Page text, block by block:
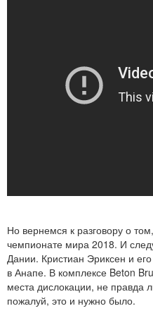
Но вернемся к разговору о
чемпионате мира 2018. И
Дании. Кристиан Эриксен и
в Анапе. В комплексе Beton
места дислокации, не правда
пожалуй, это и нужно было.